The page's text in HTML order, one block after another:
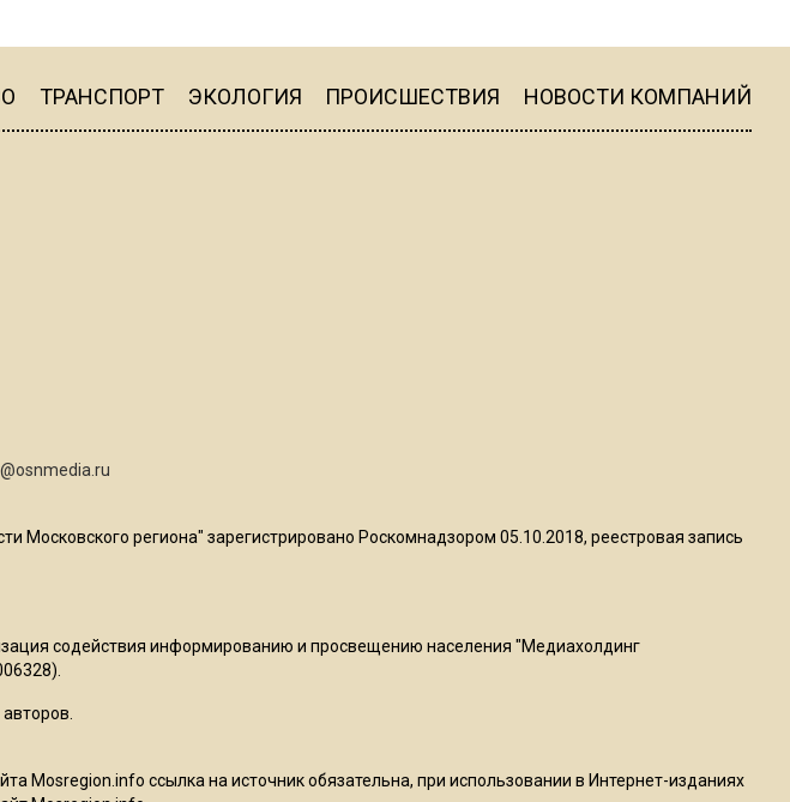
литров дождя на
В Подмосковье прекратили
цехах
ТРАНСПОРТ ЭКОЛОГИЯ ПРОИСШЕСТВИЯ НОВОСТИ КОМПАНИЙ
Московского региона" зарегистрировано Роскомнадзором 05.10.2018, реестровая запись
содействия информированию и просвещению населения "Медиахолдинг
Mosregion.info ссылка на источник обязательна, при использовании в Интернет-изданиях